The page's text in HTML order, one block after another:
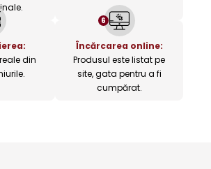
din
6
Încărcarea online:
Produsul este listat pe
site, gata pentru a fi
cumpărat.